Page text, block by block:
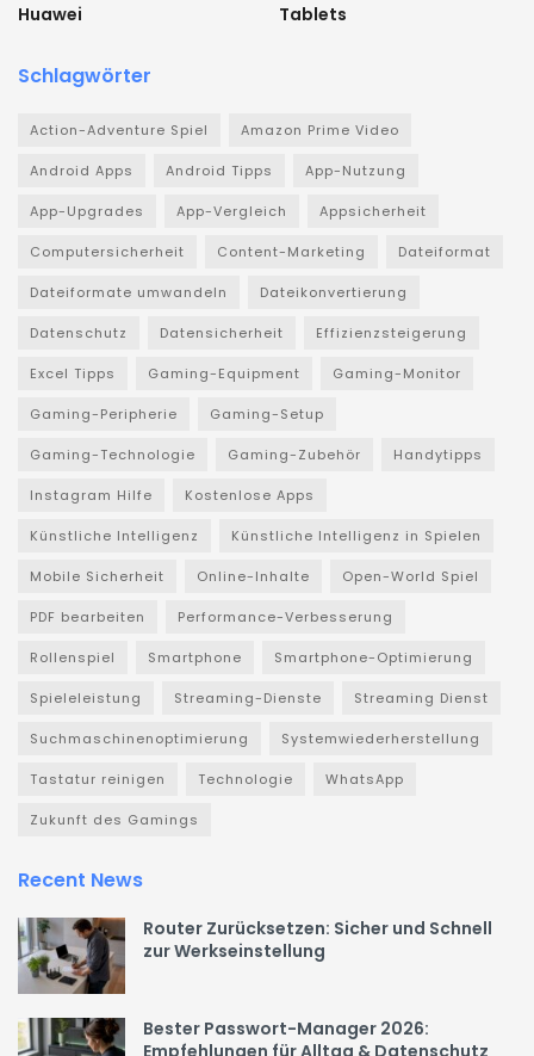
Huawei
Tablets
Schlagwörter
Action-Adventure Spiel Amazon Prime Video
Android Apps Android Tipps App-Nutzung
App-Upgrades App-Vergleich Appsicherheit
Computersicherheit Content-Marketing Dateiformat
Dateiformate umwandeln Dateikonvertierung
Datenschutz Datensicherheit Effizienzsteigerung
Excel Tipps Gaming-Equipment Gaming-Monitor
Gaming-Peripherie Gaming-Setup
Gaming-Technologie Gaming-Zubehör Handytipps
Instagram Hilfe Kostenlose Apps
Künstliche Intelligenz Künstliche Intelligenz in Spielen
Mobile Sicherheit Online-Inhalte Open-World Spiel
PDF bearbeiten Performance-Verbesserung
Rollenspiel Smartphone Smartphone-Optimierung
Spieleleistung Streaming-Dienste Streaming Dienst
Suchmaschinenoptimierung Systemwiederherstellung
Tastatur reinigen Technologie WhatsApp
Zukunft des Gamings
Recent News
Router Zurücksetzen: Sicher und Schnell
zur Werkseinstellung
Bester Passwort-Manager 2026: